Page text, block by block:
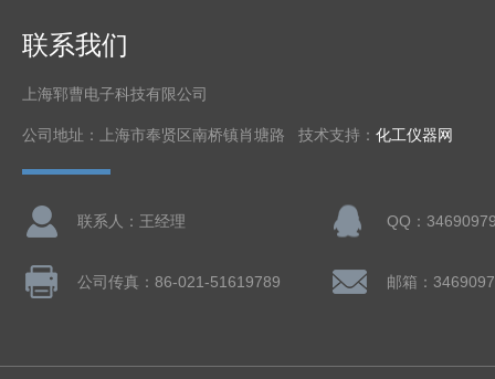
联系我们
上海郓曹电子科技有限公司
公司地址：上海市奉贤区南桥镇肖塘路 技术支持： 化工仪器网
联系人：王经理 QQ：
公司传真：86-021-51619789 邮箱：